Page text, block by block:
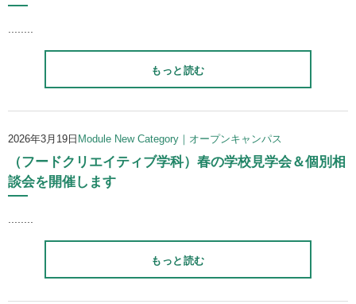
もっと読む
2026年3月19日 Module New Category｜オープンキャンパス
（フードクリエイティブ学科）春の学校見学会＆個別相
談会を開催します
もっと読む